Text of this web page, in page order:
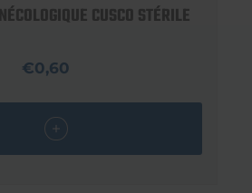
CUSCO STÉRILE
€0,60